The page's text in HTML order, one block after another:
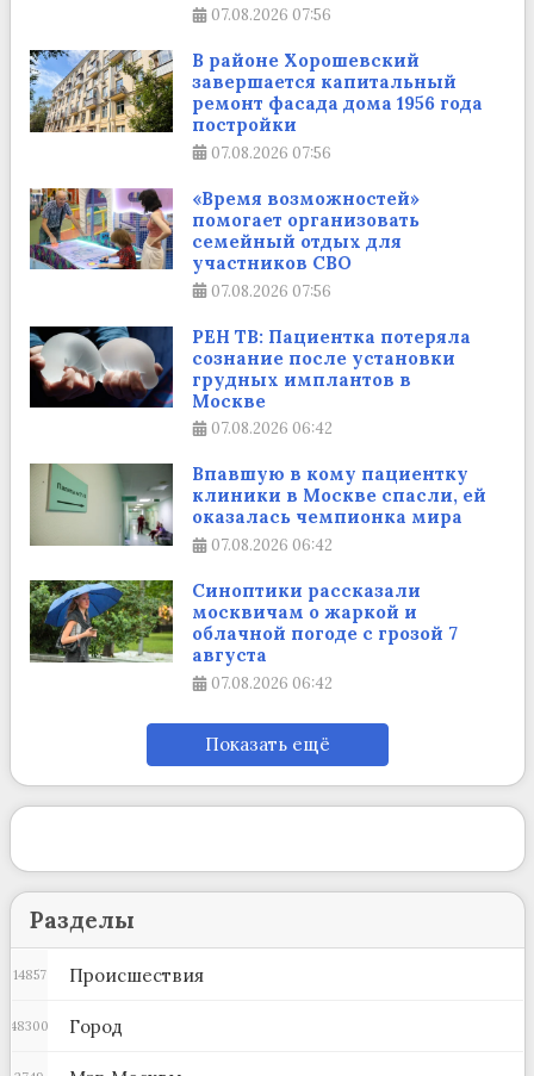
07.08.2026 07:56
В районе Хорошевский
завершается капитальный
ремонт фасада дома 1956 года
постройки
07.08.2026 07:56
«Время возможностей»
помогает организовать
семейный отдых для
участников СВО
07.08.2026 07:56
РЕН ТВ: Пациентка потеряла
сознание после установки
грудных имплантов в
Москве
07.08.2026 06:42
Впавшую в кому пациентку
клиники в Москве спасли, ей
оказалась чемпионка мира
07.08.2026 06:42
Синоптики рассказали
москвичам о жаркой и
облачной погоде с грозой 7
августа
07.08.2026 06:42
Показать ещё
Разделы
Происшествия
14857
Город
48300